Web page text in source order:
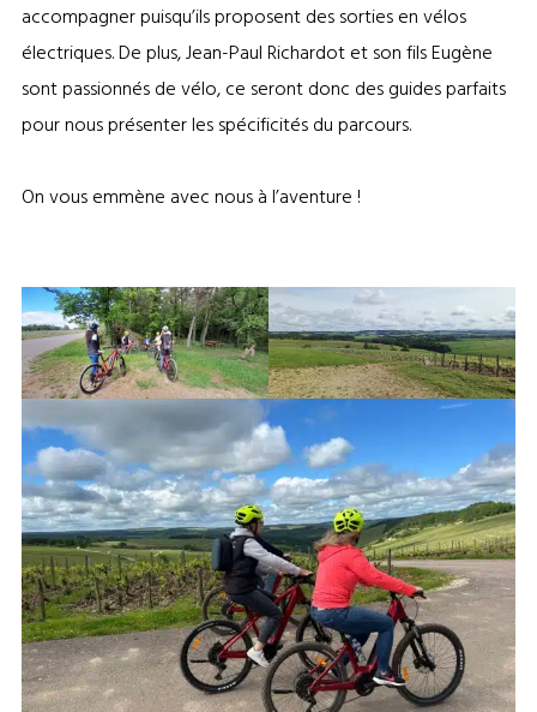
accompagner puisqu’ils proposent des sorties en vélos
électriques. De plus, Jean-Paul Richardot et son fils Eugène
sont passionnés de vélo, ce seront donc des guides parfaits
pour nous présenter les spécificités du parcours.
On vous emmène avec nous à l’aventure !